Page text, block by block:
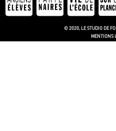
© 2020, LE STUDIO DE
MENTIONS